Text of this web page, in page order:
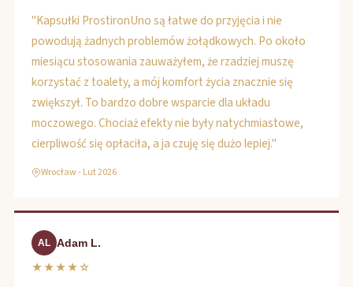
"Kapsułki ProstironUno są łatwe do przyjęcia i nie
powodują żadnych problemów żołądkowych. Po około
miesiącu stosowania zauważyłem, że rzadziej muszę
korzystać z toalety, a mój komfort życia znacznie się
zwiększył. To bardzo dobre wsparcie dla układu
moczowego. Chociaż efekty nie były natychmiastowe,
cierpliwość się opłaciła, a ja czuję się dużo lepiej."
Wrocław - Lut 2026
AL Adam L.
★★★★☆